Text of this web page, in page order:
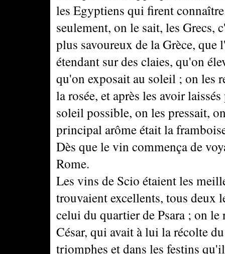
les Egyptiens qui firent
seulement, on le sait, les Grecs,
plus savoureux de la Grèce,
étendant sur des claies, qu'on
qu'on exposait au soleil ; on les
la rosée, et après les avoir
soleil possible, on les pressait,
principal arôme était la
Dès que le vin commença de
Rome.
Les vins de Scio étaient les
trouvaient excellents, tous deux
celui du quartier de Psara ; on
César, qui avait à lui la récolte
triomphes et dans les festins